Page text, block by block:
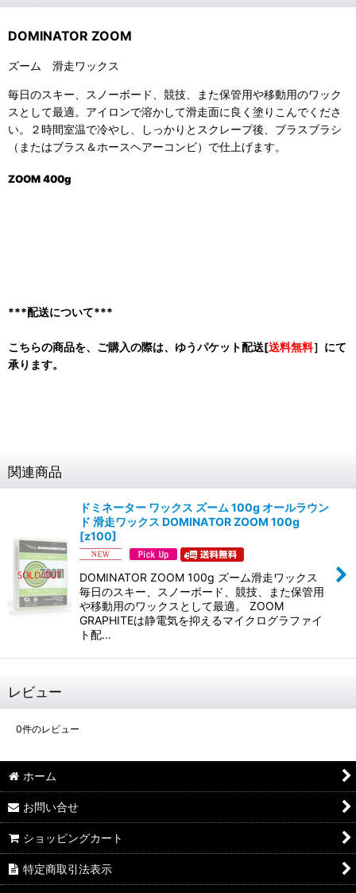
DOMINATOR ZOOM
ズーム 滑走ワックス
毎日のスキー、スノーボード、競技、また保管用や移動用のワック
スとして最適。アイロンで溶かして滑走面に良く塗りこんでくださ
い。２時間室温で冷やし、しっかりとスクレープ後、ブラスブラシ
（またはブラス＆ホースヘアーコンビ）で仕上げます。
ZOOM 400g
***配送について***
こちらの商品を、ご購入の際は、ゆうパケット配送[送料無料］にて
承ります。
関連商品
ドミネーター ワックス ズーム 100g オールラウン
ド 滑走ワックス DOMINATOR ZOOM 100g
[z100]
DOMINATOR ZOOM 100g ズーム滑走ワックス
毎日のスキー、スノーボード、競技、また保管用
や移動用のワックスとして最適。 ZOOM
GRAPHITEは静電気を抑えるマイクログラファイ
ト配…
レビュー
0件のレビュー
ホーム
お問い合せ
ショッピングカート
特定商取引法表示